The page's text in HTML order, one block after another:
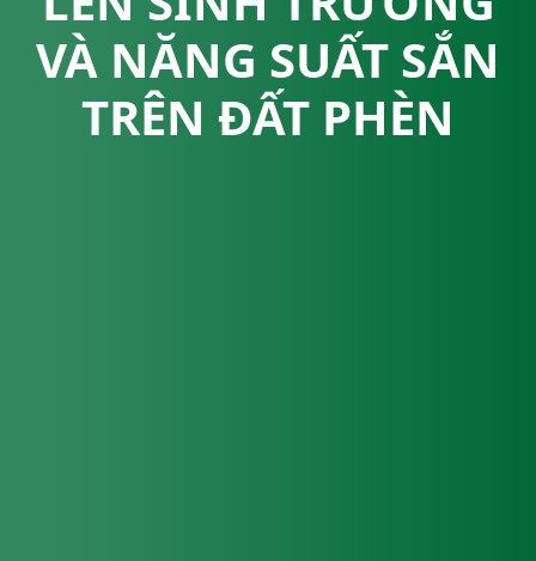
VÀ NĂNG SUẤT SẮN
TRÊN ĐẤT PHÈN